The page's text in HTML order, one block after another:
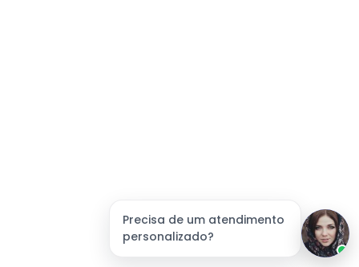
Precisa de um atendimento
personalizado?